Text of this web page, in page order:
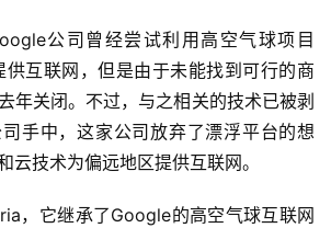
公司曾经尝试利用高空气球项目
互联网，但是由于未能找到可行的商
年关闭。不过，与之相关的技术已被剥
手中，这家公司放弃了漂浮平台的想
云技术为偏远地区提供互联网。
，它继承了Google的高空气球互联网